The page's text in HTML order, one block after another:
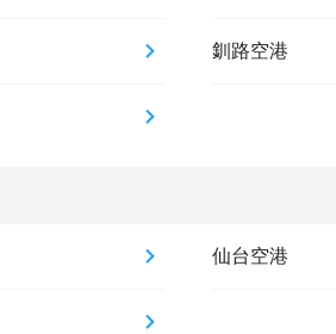
釧路空港
仙台空港